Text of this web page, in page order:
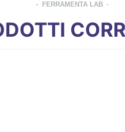
FERRAMENTA LAB